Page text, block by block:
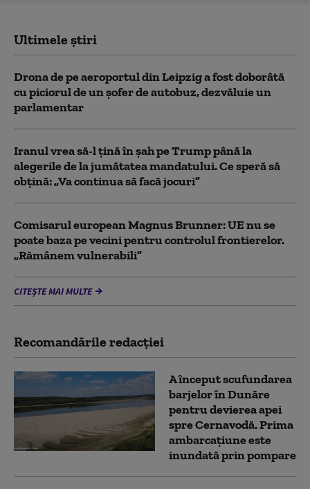
Ultimele știri
Drona de pe aeroportul din Leipzig a fost doborâtă
cu piciorul de un şofer de autobuz, dezvăluie un
parlamentar
Iranul vrea să-l țină în șah pe Trump până la
alegerile de la jumătatea mandatului. Ce speră să
obțină: „Va continua să facă jocuri”
Comisarul european Magnus Brunner: UE nu se
poate baza pe vecini pentru controlul frontierelor.
„Rămânem vulnerabili”
CITEȘTE MAI MULTE
Recomandările redacţiei
A început scufundarea
barjelor în Dunăre
pentru devierea apei
spre Cernavodă. Prima
ambarcațiune este
inundată prin pompare